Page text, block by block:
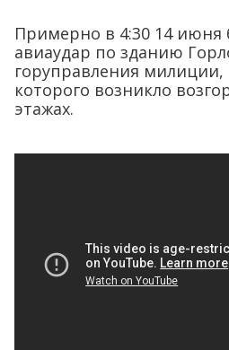
Примерно в 4:30 14 июня
авиаудар по зданию
горуправления милиции,
которого возникло
этажах.